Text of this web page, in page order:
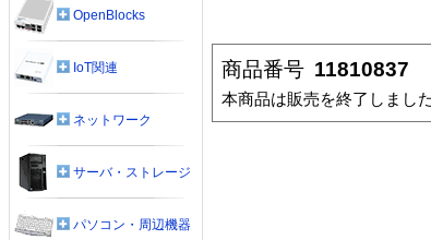
商品番号 11810837
本商品は販売を終了しました
OpenBlocks
IoT関連
ネットワーク
サーバ・ストレージ
パソコン・周辺機器